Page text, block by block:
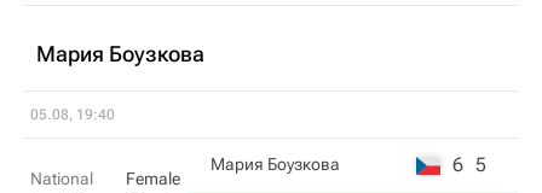
Мария Боузкова
05.08, 19:40
National
Female
Мария Боузкова 6 5